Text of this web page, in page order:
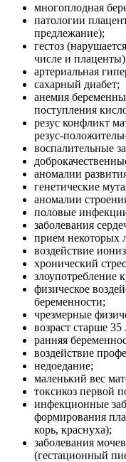
многоплодная
патологии
предлежание);
гестоз
числе и
артериальная
сахарный диабет;
анемия
поступления
резус конфликт
резус-
воспалительные
аномалии
генетические
аномалии
половые
заболевания
прием некоторых
воздействие
хронический
злоупотребление
физическое
беременности;
чрезмерные
возраст старше 35
ранняя
воздействие
недоедание;
маленький вес
токсикоз первой
инфекционные
формирования
корь, краснуха);
заболевания
(гестационный